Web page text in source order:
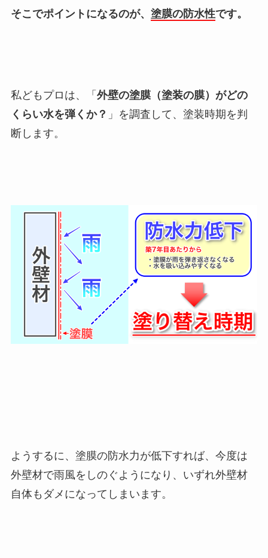
そこでポイントになるのが、 塗膜の防水性です。
私どもプロは、「 外壁の塗膜（塗装の膜）がどの
くらい水を弾くか？ 」を調査して、塗装時期を判
断します。
ようするに、塗膜の防水力が低下すれば、今度は
外壁材で雨風をしのぐようになり、いずれ外壁材
自体もダメになってしまいます。